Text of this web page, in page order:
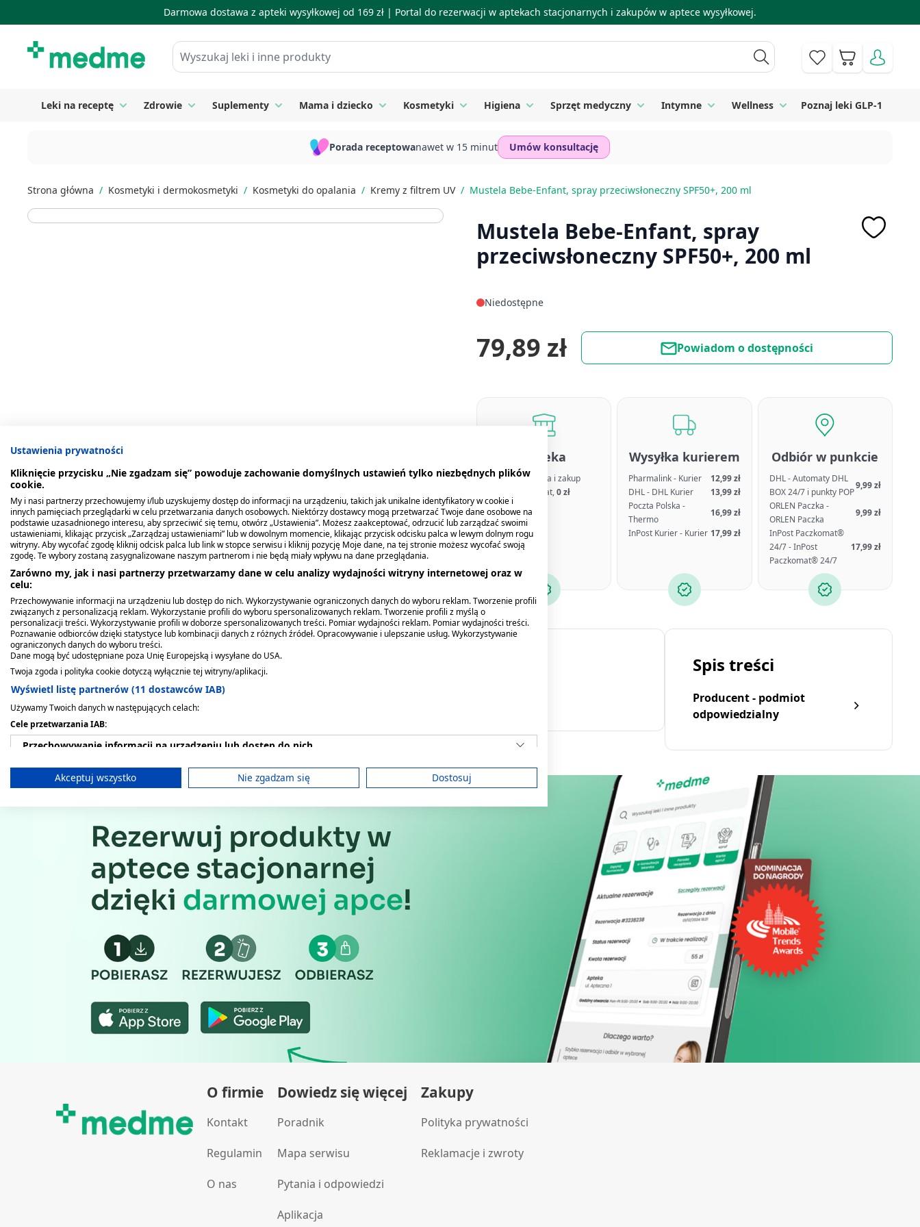
Darmowa dostawa z apteki wysyłkowej od 169 zł | Portal do rezerwacji w aptekach stacjonarnych i zakupów w aptece wysyłkowej.
Wyszukaj leki i inne produkty
Koszyk
Leki na receptę Toggle submenu for Leki na receptę
Zdrowie Toggle submenu for Zdrowie
Suplementy Toggle submenu for Suplementy
Mama i dziecko Toggle submenu for Mama i dziecko
Kosmetyki Toggle submenu for Kosmetyki
Higiena Toggle submenu for Higiena
Sprzęt medyczny Toggle submenu for Sprzęt medyczny
Intymne Toggle submenu for Intymne
Wellness Toggle submenu for Wellness
Poznaj leki GLP-1
Porada receptowanawet w 15 minut Umów konsultację
Strona główna / Kosmetyki i dermokosmetyki / Kosmetyki do opalania / Kremy z filtrem UV / Mustela Bebe-Enfant, spray przeciwsłoneczny SPF50+, 200 ml
Mustela Bebe-Enfant, spray
przeciwsłoneczny SPF50+, 200 ml
Niedostępne
79,89 zł Powiadom o dostępności
Apteka
Rezerwacja i zakup
bez opłat,0 zł
Wysyłka kurierem
Pharmalink - Kurier
12,99 zł
DHL - DHL Kurier
13,99 zł
Poczta Polska -
Thermo
16,99 zł
InPost Kurier - Kurier 17,99 zł
Odbiór w punkcie
DHL - Automaty DHL
BOX 24/7 i punkty POP
9,99 zł
ORLEN Paczka -
ORLEN Paczka
9,99 zł
InPost Paczkomat®
24/7 - InPost
Paczkomat® 24/7
17,99 zł
Spis treści
Producent - podmiot
odpowiedzialny
Producent - podmiot odpowiedzialny
LABORATOIRES EXPANSCIENCE
O firmie
Kontakt
Regulamin
O nas
Dowiedz się więcej
Poradnik
Mapa serwisu
Pytania i odpowiedzi
Aplikacja
Zakupy
Polityka prywatności
Reklamacje i zwroty
Ustawienia prywatności
Kliknięcie przycisku „Nie zgadzam się” powoduje zachowanie domyślnych ustawień tylko niezbędnych plików
cookie.
My i nasi partnerzy przechowujemy i/lub uzyskujemy dostęp do informacji na urządzeniu, takich jak unikalne identyfikatory w cookie i
innych pamięciach przeglądarki w celu przetwarzania danych osobowych. Niektórzy dostawcy mogą przetwarzać Twoje dane osobowe na
podstawie uzasadnionego interesu, aby sprzeciwić się temu, otwórz „Ustawienia”. Możesz zaakceptować, odrzucić lub zarządzać swoimi
ustawieniami, klikając przycisk „Zarządzaj ustawieniami” lub w dowolnym momencie, klikając przycisk odcisku palca w lewym dolnym rogu
witryny. Aby wycofać zgodę kliknij odcisk palca lub link w stopce serwisu i kliknij pozycję Moje dane, na tej stronie możesz wycofać swoją
zgodę. Te wybory zostaną zasygnalizowane naszym partnerom i nie będą miały wpływu na dane przeglądania.
Zarówno my, jak i nasi partnerzy przetwarzamy dane w celu analizy wydajności witryny internetowej oraz w
celu:
Przechowywanie informacji na urządzeniu lub dostęp do nich. Wykorzystywanie ograniczonych danych do wyboru reklam. Tworzenie profili
związanych z personalizacją reklam. Wykorzystanie profili do wyboru spersonalizowanych reklam. Tworzenie profili z myślą o
personalizacji treści. Wykorzystywanie profili w doborze spersonalizowanych treści. Pomiar wydajności reklam. Pomiar wydajności treści.
Poznawanie odbiorców dzięki statystyce lub kombinacji danych z różnych źródeł. Opracowywanie i ulepszanie usług. Wykorzystywanie
ograniczonych danych do wyboru treści.
Dane mogą być udostępniane poza Unię Europejską i wysyłane do USA.
Twoja zgoda i polityka cookie dotyczą wyłącznie tej witryny/aplikacji.
Wyświetl listę partnerów (11 dostawców IAB)
Używamy Twoich danych w następujących celach:
Cele przetwarzania IAB:
Przechowywanie informacji na urządzeniu lub dostęp do nich
Wykorzystywanie ograniczonych danych do wyboru reklam
Wykorzystanie profili do wyboru spersonalizowanych reklam
Tworzenie profili w celu personalizacji treści
Wykorzystywanie profili w celu doboru spersonalizowanych treści
Pomiar efektywności reklam
Pomiar efektywności treści
Rozumienie odbiorców dzięki statystyce lub kombinacji danych z różnych źródeł
Wykorzystywanie ograniczonych danych do wyboru treści
Identyfikowanie urządzeń na podstawie aktywnie żądanych informacji
Cele przetwarzania inne niż IAB:
Akceptuj wszystko Nie zgadzam się Dostosuj